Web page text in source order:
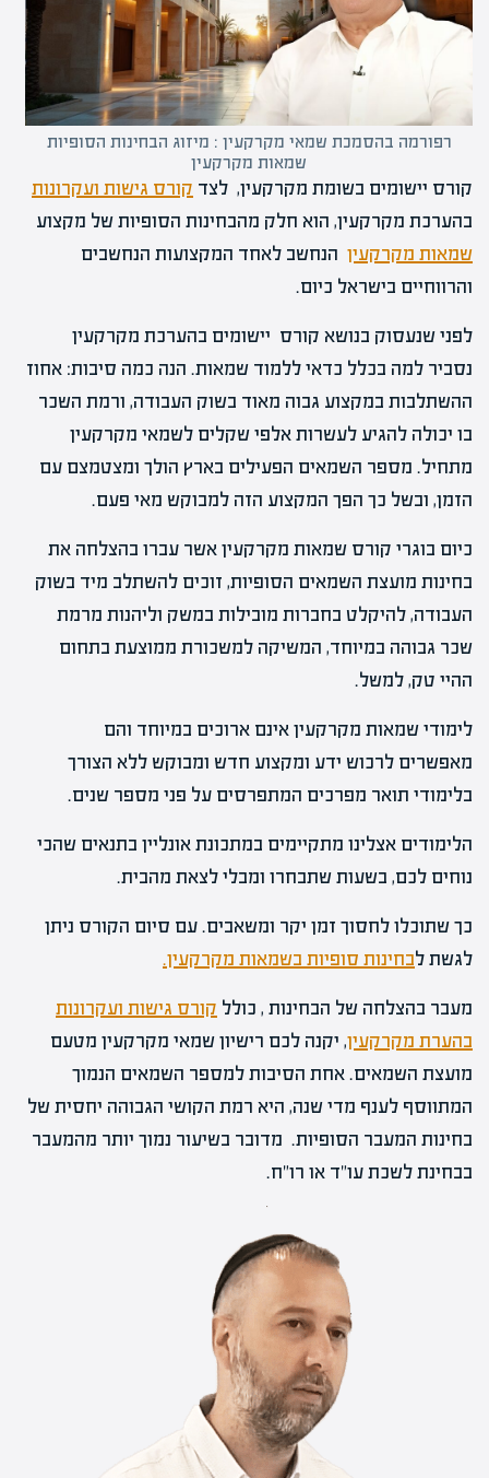
רפורמה בהסמכת שמאי מקרקעין : מיזוג הבחינות הסופיות
שמאות מקרקעין
קורס יישומים בשומת מקרקעין, לצד קורס גישות ועקרונות
בהערכת מקרקעין, הוא חלק מהבחינות הסופיות של מקצוע
שמאות מקרקעין הנחשב לאחד המקצועות הנחשבים
והרווחיים בישראל כיום.
לפני שנעסוק בנושא קורס יישומים בהערכת מקרקעין
נסביר למה בכלל כדאי ללמוד שמאות. הנה כמה סיבות: אחוז
ההשתלבות במקצוע גבוה מאוד בשוק העבודה, ורמת השכר
בו יכולה להגיע לעשרות אלפי שקלים לשמאי מקרקעין
מתחיל. מספר השמאים הפעילים בארץ הולך ומצטמצם עם
הזמן, ובשל כך הפך המקצוע הזה למבוקש מאי פעם.
כיום בוגרי קורס שמאות מקרקעין אשר עברו בהצלחה את
בחינות מועצת השמאים הסופיות, זוכים להשתלב מיד בשוק
העבודה, להיקלט בחברות מובילות במשק וליהנות מרמת
שכר גבוהה במיוחד, המשיקה למשכורת ממוצעת בתחום
ההיי טק, למשל.
לימודי שמאות מקרקעין אינם ארוכים במיוחד והם
מאפשרים לרכוש ידע ומקצוע חדש ומבוקש ללא הצורך
בלימודי תואר מפרכים המתפרסים על פני מספר שנים.
הלימודים אצלינו מתקיימים במתכונת אונליין בתנאים שהכי
נוחים לכם, בשעות שתבחרו ומבלי לצאת מהבית.
כך שתוכלו לחסוך זמן יקר ומשאבים. עם סיום הקורס ניתן
לגשת לבחינות סופיות בשמאות מקרקעין.
מעבר בהצלחה של הבחינות , כולל קורס גישות ועקרונות
בהערת מקרקעין, יקנה לכם רישיון שמאי מקרקעין מטעם
מועצת השמאים. אחת הסיבות למספר השמאים הנמוך
המתווסף לענף מדי שנה, היא רמת הקושי הגבוהה יחסית של
בחינות המעבר הסופיות. מדובר בשיעור נמוך יותר מהמעבר
בבחינת לשכת עו"ד או רו"ח.